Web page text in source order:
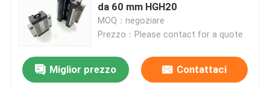
da 60 mm HGH20
MOQ：negoziare
Prezzo：Please contact for a quote
Miglior prezzo Contattaci